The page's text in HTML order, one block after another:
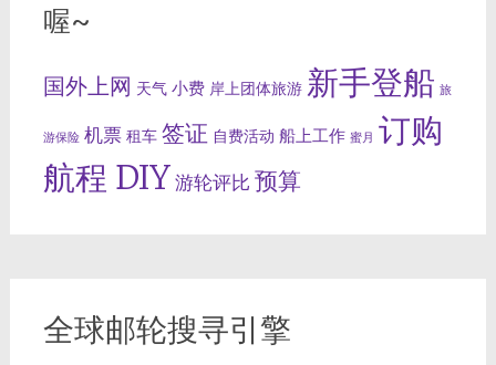
喔~
国外上网 天气 小费 岸上团体旅游 新手登船 旅
游保险 机票 租车 签证 自费活动 船上工作 蜜月 订购
航程 DIY游轮评比 预算
全球邮轮搜寻引擎